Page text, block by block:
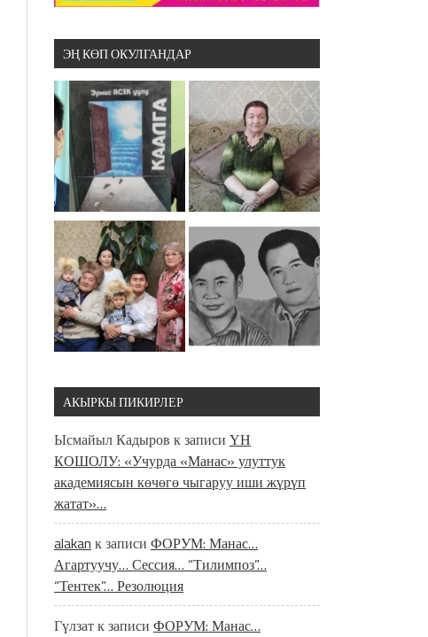
ЭҢ КӨП ОКУЛГАНДАР
АКЫРКЫ ПИКИРЛЕР
Ысмайыл Кадыров к записи ҮН
КОШОЛУ: «Учурда «Манас» улуттук
академиясын көчөгө чыгаруу иши жүрүп
жатат»…
alakan к записи ФОРУМ: Манас…
Агартуучу… Сессия… “Тилимпоз”…
“Тентек”… Резолюция
Гүлзатк записи ФОРУМ: Манас…